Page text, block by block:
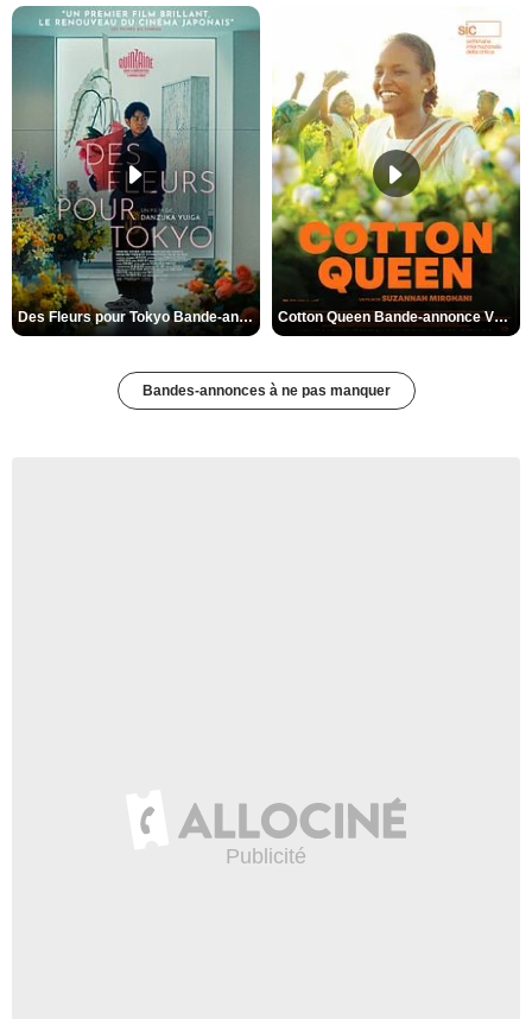
Des Fleurs pour Tokyo Bande-annonce VO STFR Cotton Queen Bande-annonce VO STFR
Bandes-annonces à ne pas manquer